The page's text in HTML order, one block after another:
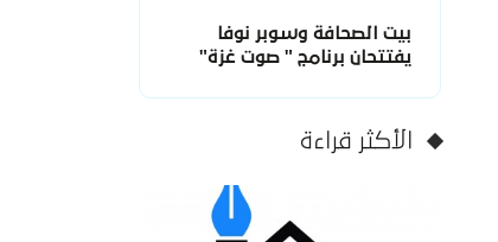
بيت الصحافة وسوبر نوفا
يفتتحان برنامج " صوت غزة"
الأكثر قراءة